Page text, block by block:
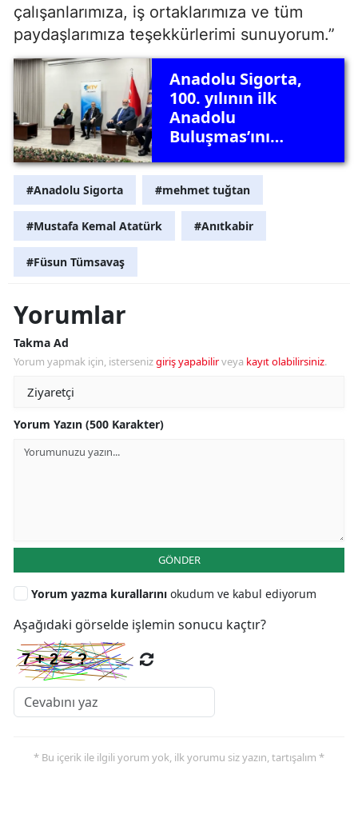
çalışanlarımıza, iş ortaklarımıza ve tüm
paydaşlarımıza teşekkürlerimi sunuyorum.”
Anadolu Sigorta,
100. yılının ilk
Anadolu
Buluşmas’ını
gerçekleştirdi
#Anadolu Sigorta #mehmet tuğtan
#Mustafa Kemal Atatürk #Anıtkabir
#Füsun Tümsavaş
Yorumlar
Takma Ad
Yorum yapmak için, istersenizgiriş yapabilirveya kayıt olabilirsiniz.
Yorum Yazın (500 Karakter)
GÖNDER
Yorum yazma kurallarını okudum ve kabul ediyorum
Aşağıdaki görselde işlemin sonucu kaçtır?
* Bu içerik ile ilgili yorum yok, ilk yorumu siz yazın, tartışalım *